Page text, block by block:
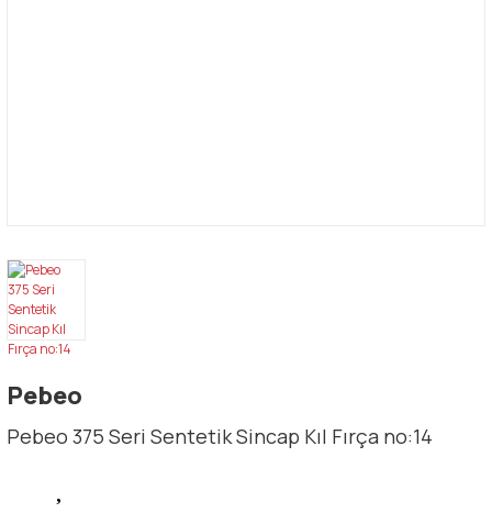
Pebeo
Pebeo 375 Seri Sentetik Sincap Kıl Fırça no:14